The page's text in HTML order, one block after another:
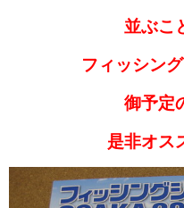
並ぶこ
フィッシン
御予定
是非オス